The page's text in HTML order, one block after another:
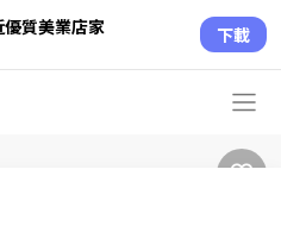
質美業店家 下載